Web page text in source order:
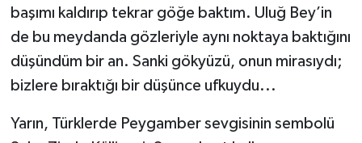
başımı kaldırıp tekrar göğe baktım. Uluğ Bey’in
de bu meydanda gözleriyle aynı noktaya baktığını
düşündüm bir an. Sanki gökyüzü, onun mirasıydı;
bizlere bıraktığı bir düşünce ufkuydu...
Yarın, Türklerde Peygamber sevgisinin sembolü